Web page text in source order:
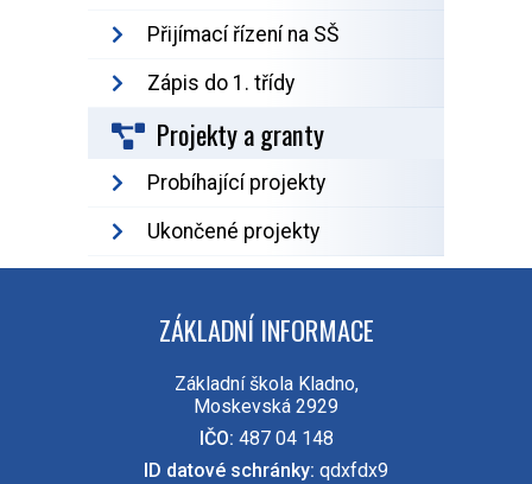
Přijímací řízení na SŠ
Zápis do 1. třídy
Projekty a granty
Probíhající projekty
Ukončené projekty
ZÁKLADNÍ INFORMACE
Základní škola Kladno,
Moskevská 2929
IČO: 487 04 148
ID datové schránky: qdxfdx9